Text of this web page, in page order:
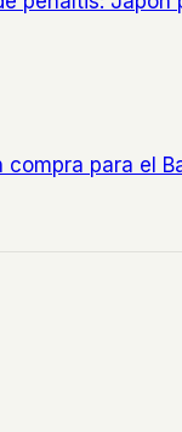
compra para el